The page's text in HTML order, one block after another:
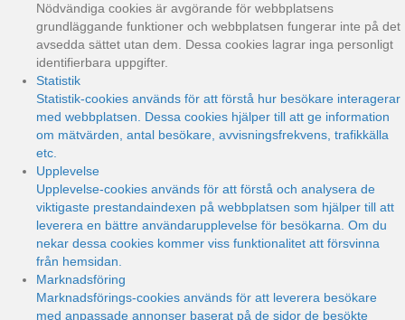
Nödvändiga cookies är avgörande för webbplatsens
grundläggande funktioner och webbplatsen fungerar inte på det
avsedda sättet utan dem. Dessa cookies lagrar inga personligt
identifierbara uppgifter.
Statistik
Statistik-cookies används för att förstå hur besökare interagerar
med webbplatsen. Dessa cookies hjälper till att ge information
om mätvärden, antal besökare, avvisningsfrekvens, trafikkälla
etc.
Upplevelse
Upplevelse-cookies används för att förstå och analysera de
viktigaste prestandaindexen på webbplatsen som hjälper till att
leverera en bättre användarupplevelse för besökarna. Om du
nekar dessa cookies kommer viss funktionalitet att försvinna
från hemsidan.
Marknadsföring
Marknadsförings-cookies används för att leverera besökare
med anpassade annonser baserat på de sidor de besökte